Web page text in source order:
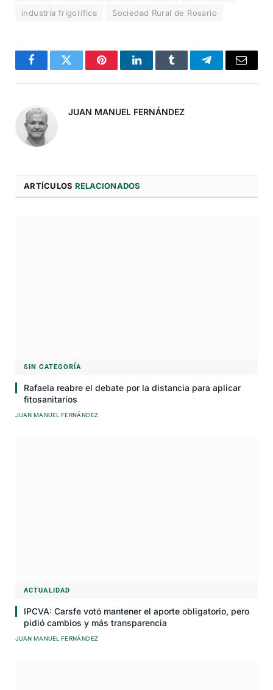
industria frigorífica
Sociedad Rural de Rosario
FacebookTwitter PinterestLinkedInTumblr TelegramCorreo
JUAN MANUEL FERNÁNDEZ
ARTÍCULOS RELACIONADOS
SIN CATEGORÍA
Rafaela reabre el debate por la distancia para aplicar
fitosanitarios
JUAN MANUEL FERNÁNDEZ
ACTUALIDAD
IPCVA: Carsfe votó mantener el aporte obligatorio, pero
pidió cambios y más transparencia
JUAN MANUEL FERNÁNDEZ